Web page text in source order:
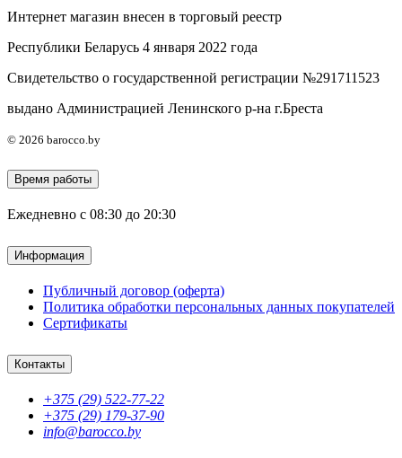
Интернет магазин внесен в торговый реестр
Республики Беларусь 4 января 2022 года
Свидетельство о государственной регистрации №291711523
выдано Администрацией Ленинского р-на г.Бреста
© 2026 barocco.by
Время работы
Ежедневно с 08:30 до 20:30
Информация
Публичный договор (оферта)
Политика обработки персональных данных покупателей
Сертификаты
Контакты
+375 (29) 522-77-22
+375 (29) 179-37-90
info@barocco.by